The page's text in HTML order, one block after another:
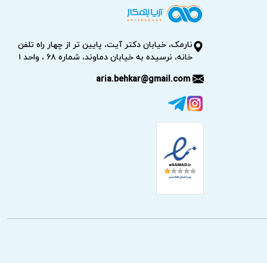
بسیاری از مشکلات جلوگیری کرده یا علت
نارمک، خیابان دکتر آیت، پایین تر از چهار راه تلفن
خانه، نرسیده به خیابان دماوند، شماره ۶۸ ، واحد ۱
aria.behkar@gmail.com